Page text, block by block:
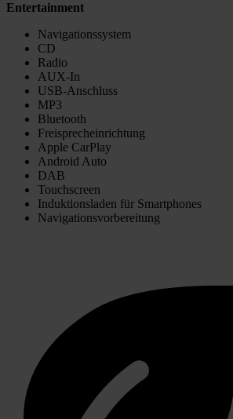
Entertainment
Navigationssystem
CD
Radio
AUX-In
USB-Anschluss
MP3
Bluetooth
Freisprecheinrichtung
Apple CarPlay
Android Auto
DAB
Touchscreen
Induktionsladen für Smartphones
Navigationsvorbereitung